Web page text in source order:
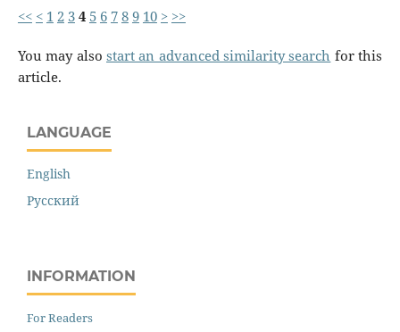
<< < 1 2 34 5 6 789 10 > >>
You may also start an advanced similarity search for this
article.
LANGUAGE
English
Русский
INFORMATION
For Readers